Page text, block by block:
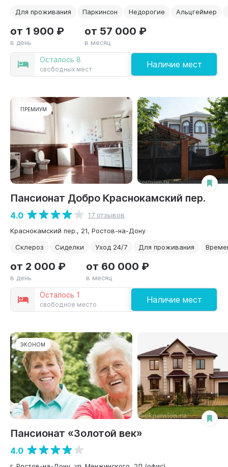
Для проживания
Паркинсон Недорогие Альцгеймер
Осталось 8
свободных мест Наличие мест
от 1 900 ₽
в день
от 57 000 ₽
в месяц
ПРЕМИУМ
Пансионат Добро Краснокамский пер.
4.0
17 отзывов
Краснокамский пер., 21, Ростов-на-Дону
Склероз
Сиделки Уход 24/7 Для проживания
Осталось 1
свободное место Наличие мест
от 2 000 ₽
в день
от 60 000 ₽
в месяц
ЭКОНОМ
Пансионат «Золотой век»
4.0